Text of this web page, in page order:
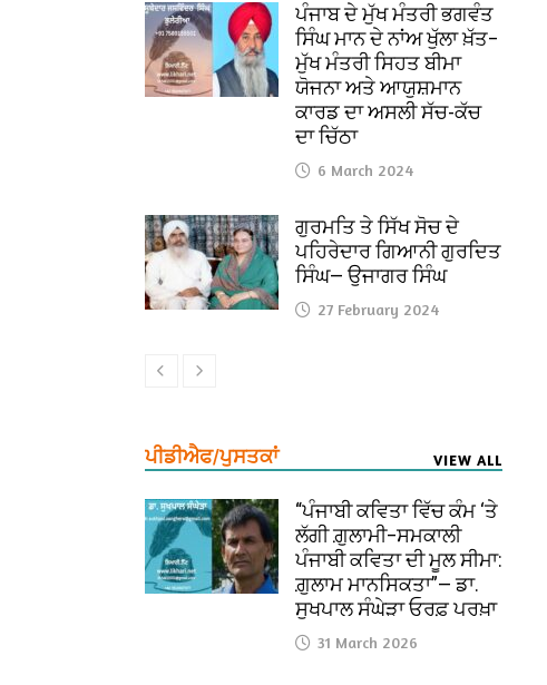
ਪੰਜਾਬ ਦੇ ਮੁੱਖ ਮੰਤਰੀ ਭਗਵੰਤ
ਸਿੰਘ ਮਾਨ ਦੇ ਨਾਂਅ ਖੁੱਲਾ ਖ਼ੱਤ–
ਮੁੱਖ ਮੰਤਰੀ ਸਿਹਤ ਬੀਮਾ
ਯੋਜਨਾ ਅਤੇ ਆਯੁਸ਼ਮਾਨ
ਕਾਰਡ ਦਾ ਅਸਲੀ ਸੱਚ-ਕੱਚ
ਦਾ ਚਿੱਠਾ
6 March 2024
ਗੁਰਮਤਿ ਤੇ ਸਿੱਖ ਸੋਚ ਦੇ
ਪਹਿਰੇਦਾਰ ਗਿਆਨੀ ਗੁਰਦਿਤ
ਸਿੰਘ— ਉਜਾਗਰ ਸਿੰਘ
27 February 2024
ਪੀਡੀਐਫ/ਪੁਸਤਕਾਂ VIEW ALL
“ਪੰਜਾਬੀ ਕਵਿਤਾ ਵਿੱਚ ਕੰਮ ‘ਤੇ
ਲੱਗੀ ਗ਼ੁਲਾਮੀ–ਸਮਕਾਲੀ
ਪੰਜਾਬੀ ਕਵਿਤਾ ਦੀ ਮੂਲ ਸੀਮਾ:
ਗ਼ੁਲਾਮ ਮਾਨਸਿਕਤਾ”— ਡਾ.
ਸੁਖਪਾਲ ਸੰਘੇੜਾ ਓਰਫ਼ ਪਰਖ਼ਾ
31 March 2026